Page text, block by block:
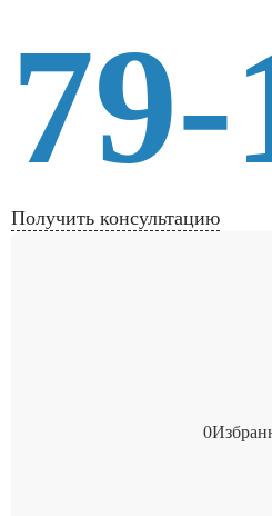
79-
Получить консультацию
0